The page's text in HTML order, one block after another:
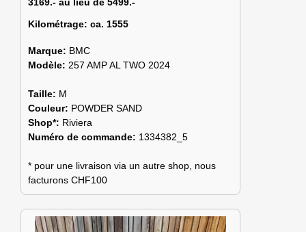
Kilométrage: ca. 1555
Marque: BMC
Modèle: 257 AMP AL TWO 2024
Taille: M
Couleur: POWDER SAND
Shop*: Riviera
Numéro de commande: 1334382_5
* pour une livraison via un autre shop, nous
facturons CHF100